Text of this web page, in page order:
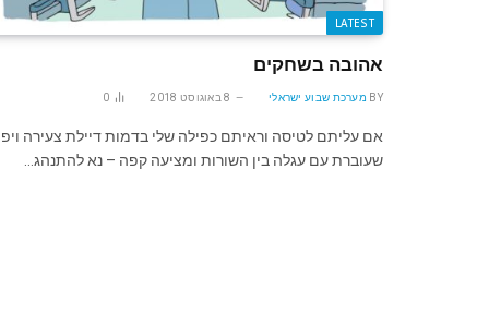
LATEST
אהובה בשחקים
BY מערכת שבוע ישראלי 8 באוגוסט 2018 0
אם עליתם לטיסה וראיתם כפילה שלי בדמות דיילת צעירה
שעוברת עם עגלה בין השורות ומציעה קפה – נא להתנהג…